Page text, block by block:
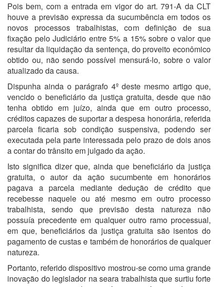
Pois bem, com a entrada em vigor do art. 791-A da CLT
houve a previsão expressa da sucumbência em todos os
novos processos trabalhistas, com definição de sua
fixação pelo Judiciário entre 5% a 15% sobre o valor que
resultar da liquidação da sentença, do proveito econômico
obtido ou, não sendo possível mensurá-lo, sobre o valor
atualizado da causa.
Dispunha ainda o parágrafo 4º deste mesmo artigo que,
vencido o beneficiário da justiça gratuita, desde que não
tenha obtido em juízo, ainda que em outro processo,
créditos capazes de suportar a despesa honorária, referida
parcela ficaria sob condição suspensiva, podendo ser
executada pela parte interessada pelo prazo de dois anos
a contar do trânsito em julgado da ação.
Isto significa dizer que, ainda que beneficiário da justiça
gratuita, o autor da ação sucumbente em honorários
pagava a parcela mediante dedução de crédito que
recebesse naquele ou até mesmo em outro processo
trabalhista, sendo que previsão desta natureza não
possuía precedente em qualquer outro ramo processual,
em que, beneficiários da justiça gratuita são isentos do
pagamento de custas e também de honorários de qualquer
natureza.
Portanto, referido dispositivo mostrou-se como uma grande
inovação do legislador na seara trabalhista que surtiu forte